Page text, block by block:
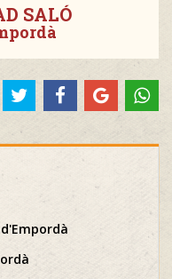
SALÓ